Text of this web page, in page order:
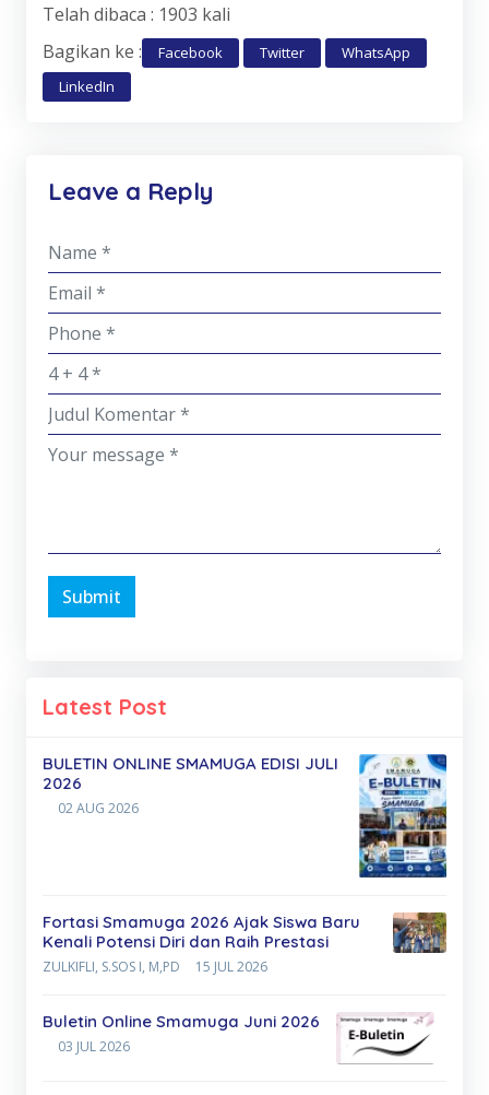
Telah dibaca : 1903 kali
Bagikan ke :
Facebook Twitter
WhatsApp
LinkedIn
Leave a Reply
Submit
Latest Post
BULETIN ONLINE SMAMUGA EDISI JULI
2026
02 AUG 2026
Fortasi Smamuga 2026 Ajak Siswa Baru
Kenali Potensi Diri dan Raih Prestasi
ZULKIFLI, S.SOS I, M,PD 15 JUL 2026
Buletin Online Smamuga Juni 2026
03 JUL 2026